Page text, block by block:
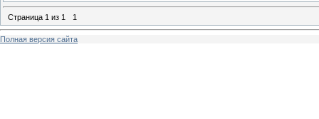
Страница 1 из 1 1
Полная версия сайта